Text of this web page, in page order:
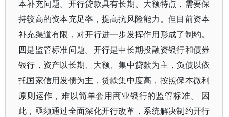
本补充问题。开行贷款具有长期、大额特点，需要保
持较高的资本充足率，提高抗风险能力。但目前资本
补充渠道有限，对开行进一步发挥作用形成了制约。
四是监管标准问题。开行是中长期投融资银行和债券
银行，资产以长期、大额、集中贷款为主，负债以依
托国家信用发债为主，贷款集中度高，按照保本微利
原则运作，难以简单套用商业银行的监管标准。 因
此，亟须通过全面深化开行改革，系统解决制约开行